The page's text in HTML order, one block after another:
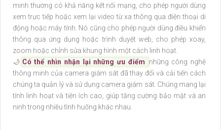
minh thường có khả năng kết nối mạng, cho phép người dùng
xem trực tiếp hoặc xem lại video từ xa thông qua điện thoại di
động hoặc máy tính. Nó cũng cho phép người dùng điều khiển
thông qua ứng dụng hoặc trình duyệt web, cho phép xoay,
zoom hoặc chỉnh sửa khung hình một cách linh hoạt.
🌙 Có thể nhìn nhận lại những ưu điểm
những công nghệ
thông minh của camera giám sát đã thay đổi và cải tiến cách
chúng ta quản lý và sử dụng camera giám sát. Chúng mang lại
tính linh hoạt và tiện ích cao, giúp tăng cường bảo mật và an
ninh trong nhiều tình huống khác nhau.